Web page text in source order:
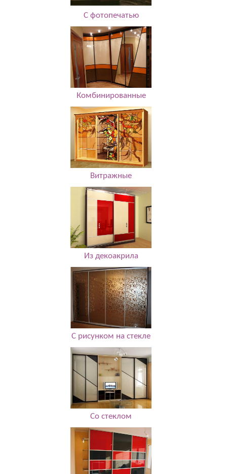
С фотопечатью
Комбинированные
Витражные
Из декоакрила
С рисунком на стекле
Со стеклом